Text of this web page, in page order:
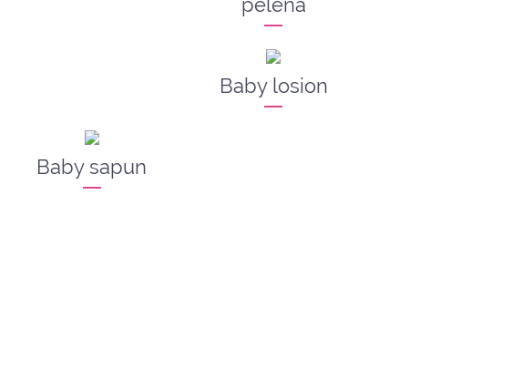
Baby losion
Baby sapun